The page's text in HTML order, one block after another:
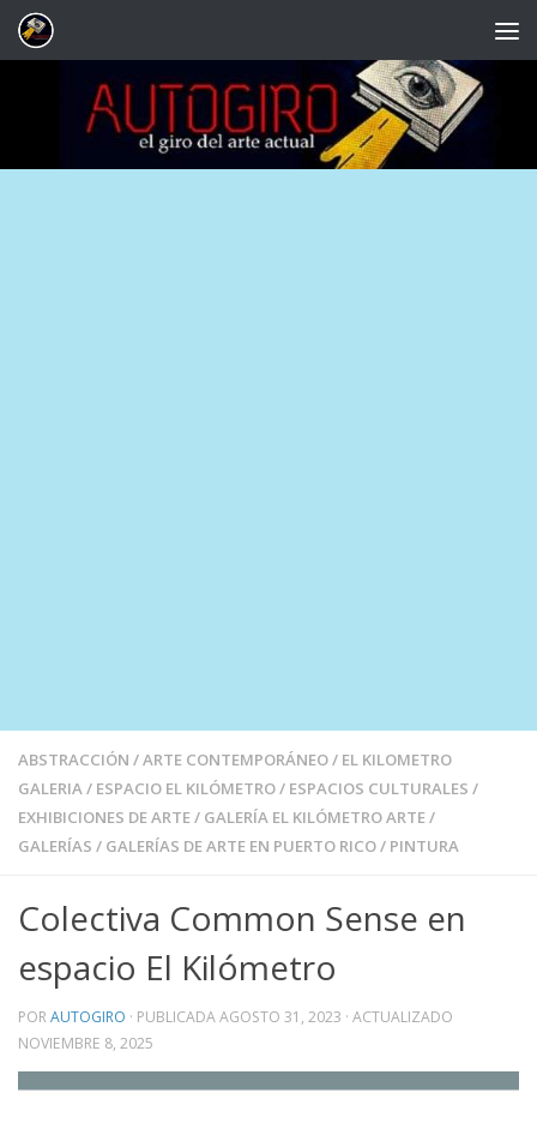
Saltar al contenido
ABSTRACCIÓN /ARTE CONTEMPORÁNEO/ EL KILOMETRO
GALERIA/ ESPACIO EL KILÓMETRO/ ESPACIOS CULTURALES /
EXHIBICIONES DE ARTE/ GALERÍA EL KILÓMETRO ARTE/
GALERÍAS / GALERÍAS DE ARTE EN PUERTO RICO/ PINTURA
Colectiva Common Sense en
espacio El Kilómetro
PORAUTOGIRO · PUBLICADAAGOSTO 31, 2023 · ACTUALIZADO
NOVIEMBRE 8, 2025